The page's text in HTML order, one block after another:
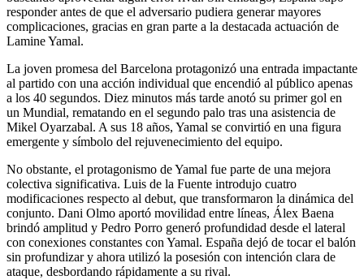
responder antes de que el adversario pudiera generar mayores
complicaciones, gracias en gran parte a la destacada actuación de
Lamine Yamal.
La joven promesa del Barcelona protagonizó una entrada impactante
al partido con una acción individual que encendió al público apenas
a los 40 segundos. Diez minutos más tarde anotó su primer gol en
un Mundial, rematando en el segundo palo tras una asistencia de
Mikel Oyarzabal. A sus 18 años, Yamal se convirtió en una figura
emergente y símbolo del rejuvenecimiento del equipo.
No obstante, el protagonismo de Yamal fue parte de una mejora
colectiva significativa. Luis de la Fuente introdujo cuatro
modificaciones respecto al debut, que transformaron la dinámica del
conjunto. Dani Olmo aportó movilidad entre líneas, Álex Baena
brindó amplitud y Pedro Porro generó profundidad desde el lateral
con conexiones constantes con Yamal. España dejó de tocar el balón
sin profundizar y ahora utilizó la posesión con intención clara de
ataque, desbordando rápidamente a su rival.